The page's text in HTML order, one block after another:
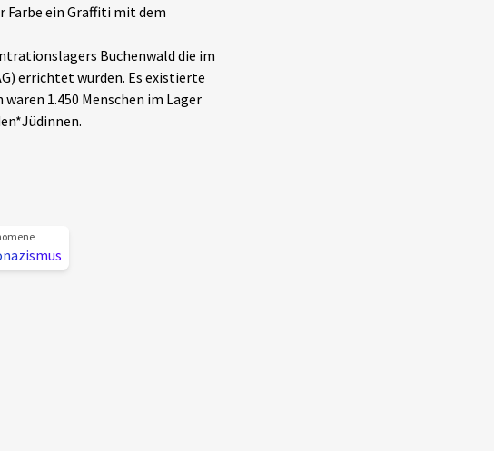
Farbe ein Graffiti mit dem
Buchenwald die im
errichtet wurden. Es existierte
1.450 Menschen im Lager